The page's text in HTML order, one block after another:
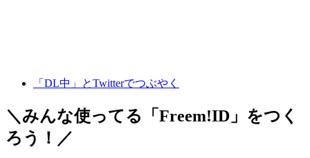
「DL中」とTwitterでつぶやく
＼みんな使ってる「 Freem!ID 」をつく
ろう！／